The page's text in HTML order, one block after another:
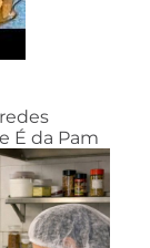
É da Pam